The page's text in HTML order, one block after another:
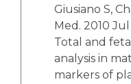
Giusiano S,
Med. 2010 Jul
Total and
analysis in
markers of